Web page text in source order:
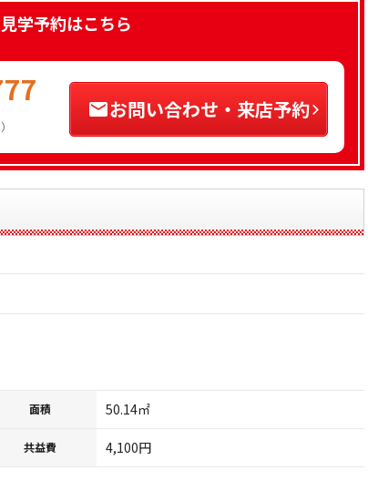
学予約はこちら
お問い合わせ・来店予約
面積 50.14㎡
共益費 4,100円